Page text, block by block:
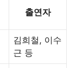
출연자
김희철, 이수
근 등